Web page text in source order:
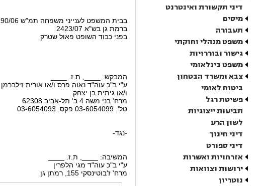
דיני תקשורת ואינטרנט
מיסים
תעבורה
משפט מנהלי וחוקתי
גישור ובוררויות
משפט בינלאומי
צבא ומשרד הבטחון
ביטוח לאומי
פשיטת רגל
תביעות ייצוגיות
לשון הרע
דיני חינוך
דיני ספורט
אזרחויות ואשרות
ירושות וצוואות
נוטריון
בבית המשפט לענייני משפחה תמ"ש 57790/06
ברמת גן בש"א 2423/07
בפני כבוד השופט פאול שטרק
המבקש: ____, ת.ז. ____
ע"י ב"כ עוה"ד נאוה פרס ו/או אורית זילברמן
ו/או גיתית בן יצחק
מרח' בני משה 4 ב' תל-אביב 62308
טל': 03-6054099 פקס: 03-6054093
-נגד-
המשיבה: ____, ת.ז. ____
ע"י ב"כ עוה"ד מגי הלפרין
מרח' ז'בוטינסקי 155, רמתן גן